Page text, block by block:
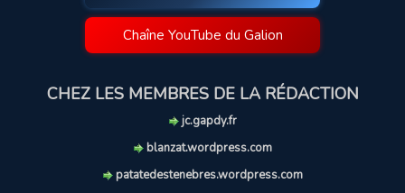
Chaîne YouTube du Galion
CHEZ LES MEMBRES DE LA RÉDACTION
jc.gapdy.fr
blanzat.wordpress.com
patatedestenebres.wordpress.com